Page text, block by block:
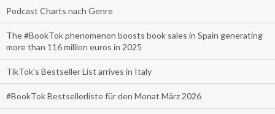
Podcast Charts nach Genre
The #BookTok phenomenon boosts book sales in Spain generating
more than 116 million euros in 2025
TikTok’s Bestseller List arrives in Italy
#BookTok Bestsellerliste für den Monat März 2026